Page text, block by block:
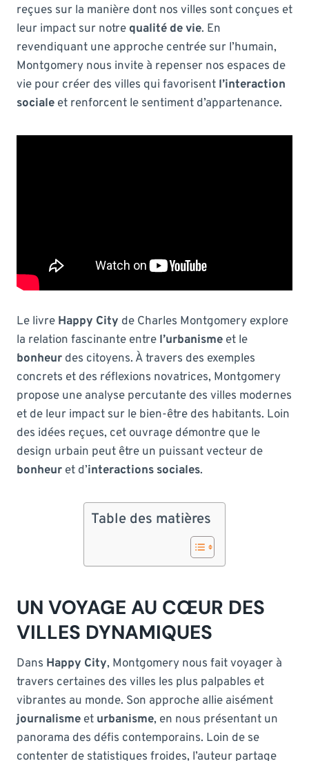
reçues sur la manière dont nos villes sont conçues et
leur impact sur notre qualité de vie. En
revendiquant une approche centrée sur l’humain,
Montgomery nous invite à repenser nos espaces de
vie pour créer des villes qui favorisent l’interaction
sociale et renforcent le sentiment d’appartenance.
Le livre Happy City de Charles Montgomery explore
la relation fascinante entre l’urbanisme et le
bonheur des citoyens. À travers des exemples
concrets et des réflexions novatrices, Montgomery
propose une analyse percutante des villes modernes
et de leur impact sur le bien-être des habitants. Loin
des idées reçues, cet ouvrage démontre que le
design urbain peut être un puissant vecteur de
bonheur et d’interactions sociales.
Table des matières
UN VOYAGE AU CŒUR DES
VILLES DYNAMIQUES
Dans Happy City, Montgomery nous fait voyager à
travers certaines des villes les plus palpables et
vibrantes au monde. Son approche allie aisément
journalisme et urbanisme, en nous présentant un
panorama des défis contemporains. Loin de se
contenter de statistiques froides, l’auteur partage